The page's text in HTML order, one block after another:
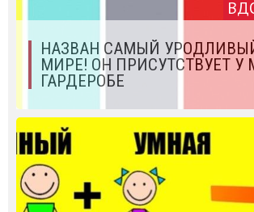
НАЗВАН САМЫЙ
МИРЕ! ОН ПРИСУТСТВУЕТ У
ГАРДЕРОБЕ